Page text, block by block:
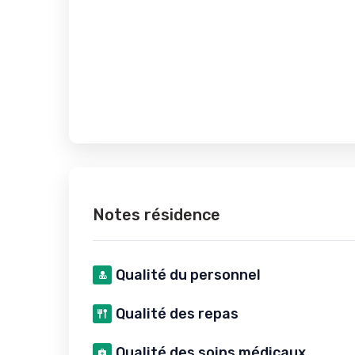
Notes résidence
Qualité du personnel
Qualité des repas